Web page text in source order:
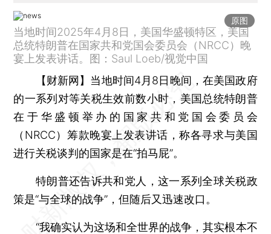
原图
当地时间2025年4月8日，美国华盛顿特区，美国
总统特朗普在国家共和党国会委员会（NRCC）晚
宴上发表讲话。图：Saul Loeb/视觉中国
【财新网】 当地时间4月8日晚间，在美国政府
的一系列对等关税生效前数小时，美国总统特朗普
在于华盛顿举办的国家共和党国会委员会
（NRCC）筹款晚宴上发表讲话，称各寻求与美国
进行关税谈判的国家是在“拍马屁”。
特朗普还告诉共和党人，这一系列全球关税政
策是“与全球的战争”，但随后又迅速改口。
“我确实认为这场和全世界的战争，其实根本不